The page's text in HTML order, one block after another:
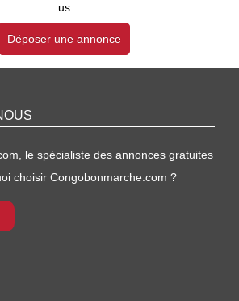
us
Déposer une annonce
le spécialiste des annonces gratuites
choisir Congobonmarche.com ?